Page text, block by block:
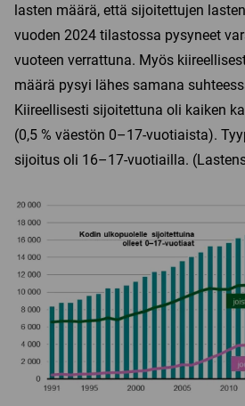
lasten määrä, että sijoitettujen
vuoden 2024 tilastossa pysyneet
vuoteen verrattuna. Myös
määrä pysyi lähes samana
Kiireellisesti sijoitettuna oli kaiken
(0,5 % väestön 0–17-vuotiaista).
sijoitus oli 16–17-vuotiailla.